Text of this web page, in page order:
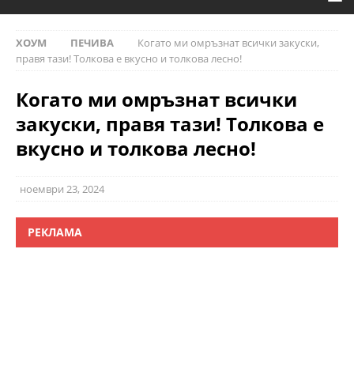
ХОУМ ПЕЧИВА
Когато ми омръзнат всички закуски,
правя тази! Толкова е вкусно и толкова лесно!
Когато ми омръзнат всички
закуски, правя тази! Толкова е
вкусно и толкова лесно!
ноември 23, 2024
РЕКЛАМА